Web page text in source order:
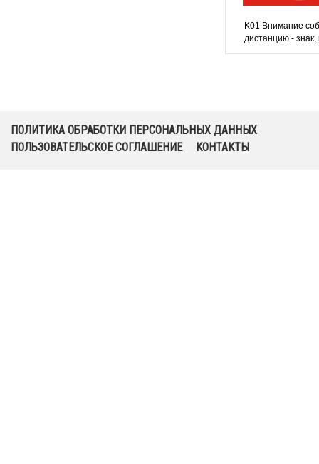
K01 Внимание
дистанцию - знак,
ПОЛИТИКА ОБРАБОТКИ ПЕРСОНАЛЬНЫХ ДАННЫХ
ПОЛЬЗОВАТЕЛЬСКОЕ СОГЛАШЕНИЕ
КОНТАКТЫ